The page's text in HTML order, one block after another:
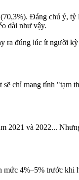
Đáng chú ý,
dài như vậy.
ra đúng lúc ít người
chỉ mang tính
2021 và 2022...
4%–5% trước